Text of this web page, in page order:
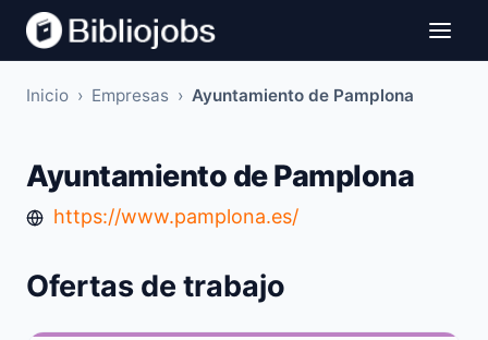
Inicio › Empresas › Ayuntamiento de Pamplona
Ayuntamiento de Pamplona
https://www.pamplona.es/
Ofertas de trabajo